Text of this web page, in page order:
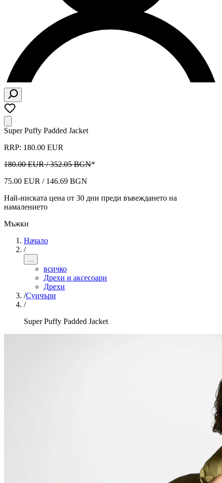
Super Puffy Padded Jacket
RRP: 180.00 EUR
180.00 EUR / 352.05 BGN*
75.00 EUR / 146.69 BGN
Най-ниската цена от 30 дни преди въвеждането на
намалението
Мъжки
Начало
/
...
всичко
Дрехи и аксесоари
Дрехи
/Суичъри
/
Super Puffy Padded Jacket